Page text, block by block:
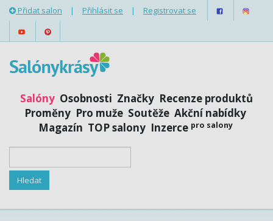
Přidat salon | Přihlásit se | Registrovat se
Salóny Osobnosti Značky Recenze produktů
Proměny Pro muže Soutěže Akční nabídky
Magazín TOP salony Inzerce pro salony